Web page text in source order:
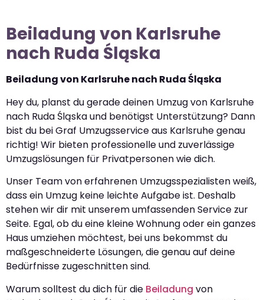
Beiladung von Karlsruhe
nach Ruda Śląska
Beiladung von Karlsruhe nach Ruda Śląska
Hey du, planst du gerade deinen Umzug von Karlsruhe
nach Ruda Śląska und benötigst Unterstützung? Dann
bist du bei Graf Umzugsservice aus Karlsruhe genau
richtig! Wir bieten professionelle und zuverlässige
Umzugslösungen für Privatpersonen wie dich.
Unser Team von erfahrenen Umzugsspezialisten weiß,
dass ein Umzug keine leichte Aufgabe ist. Deshalb
stehen wir dir mit unserem umfassenden Service zur
Seite. Egal, ob du eine kleine Wohnung oder ein ganzes
Haus umziehen möchtest, bei uns bekommst du
maßgeschneiderte Lösungen, die genau auf deine
Bedürfnisse zugeschnitten sind.
Warum solltest du dich für die Beiladung von